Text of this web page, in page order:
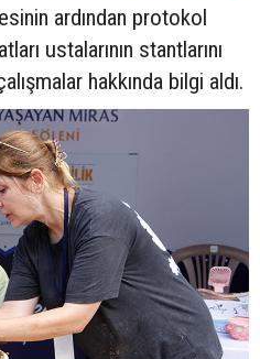
ardından protokol
ustalarının stantlarını
hakkında bilgi aldı.